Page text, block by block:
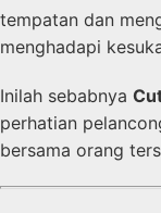
tempatan dan
menghadapi
Inilah sebabnya
perhatian
bersama orang